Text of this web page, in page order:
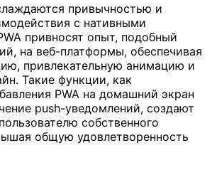
привычностью и
с нативными
привносят опыт, подобный
на веб-платформы, обеспечивая
привлекательную анимацию и
Такие функции, как
PWA на домашний экран
push-уведомлений, создают
собственного
общую удовлетворенность